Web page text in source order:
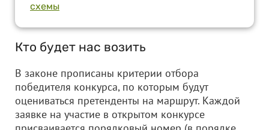
схемы
Кто будет нас возить
В законе прописаны критерии отбора
победителя конкурса, по которым будут
оцениваться претенденты на маршрут. Каждой
заявке на участие в открытом конкурсе